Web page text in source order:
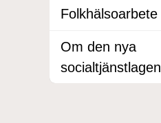
Folkhälsoarbete
Om den nya
socialtjänstlagen